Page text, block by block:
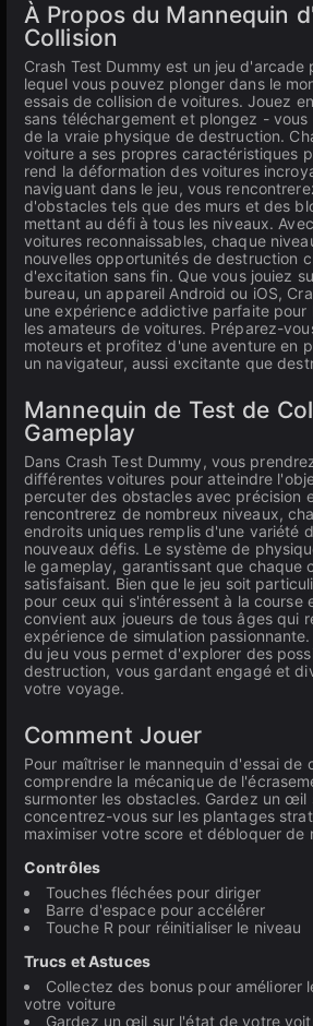
À Propos du Mannequin
Collision
Crash Test Dummy est un jeu d'arcade
lequel vous pouvez plonger dans le
essais de collision de voitures. Jouez
sans téléchargement et plongez - vous
de la vraie physique de destruction.
voiture a ses propres caractéristiques
rend la déformation des voitures
naviguant dans le jeu, vous
d'obstacles tels que des murs et des
mettant au défi à tous les niveaux.
voitures reconnaissables, chaque
nouvelles opportunités de destruction
d'excitation sans fin. Que vous jouiez
bureau, un appareil Android ou iOS,
une expérience addictive parfaite pour
les amateurs de voitures. Préparez-
moteurs et profitez d'une aventure en
un navigateur, aussi excitante que
Mannequin de Test de
Gameplay
Dans Crash Test Dummy, vous
différentes voitures pour atteindre
percuter des obstacles avec précision
rencontrerez de nombreux niveaux,
endroits uniques remplis d'une variété
nouveaux défis. Le système de
le gameplay, garantissant que chaque
satisfaisant. Bien que le jeu soit
pour ceux qui s'intéressent à la course
convient aux joueurs de tous âges qui
expérience de simulation
du jeu vous permet d'explorer des
destruction, vous gardant engagé et
votre voyage.
Comment Jouer
Pour maîtriser le mannequin d'essai de
comprendre la mécanique de
surmonter les obstacles. Gardez un œil
concentrez-vous sur les plantages
maximiser votre score et débloquer de
Contrôles
Touches fléchées pour diriger
Barre d'espace pour accélérer
Touche R pour réinitialiser le niveau
Trucs et Astuces
Collectez des bonus pour améliorer
votre voiture
Gardez un œil sur l'état de votre